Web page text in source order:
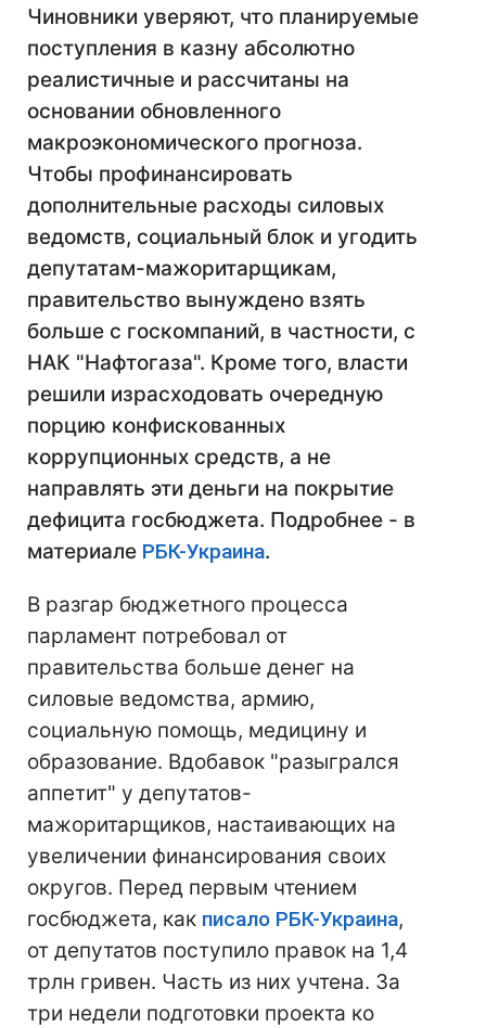
Чиновники уверяют, что планируемые
поступления в казну абсолютно
реалистичные и рассчитаны на
основании обновленного
макроэкономического прогноза.
Чтобы профинансировать
дополнительные расходы силовых
ведомств, социальный блок и угодить
депутатам-мажоритарщикам,
правительство вынуждено взять
больше с госкомпаний, в частности, с
НАК "Нафтогаза". Кроме того, власти
решили израсходовать очередную
порцию конфискованных
коррупционных средств, а не
направлять эти деньги на покрытие
дефицита госбюджета. Подробнее - в
материале РБК-Украина.
В разгар бюджетного процесса
парламент потребовал от
правительства больше денег на
силовые ведомства, армию,
социальную помощь, медицину и
образование. Вдобавок "разыгрался
аппетит" у депутатов-
мажоритарщиков, настаивающих на
увеличении финансирования своих
округов. Перед первым чтением
госбюджета, как писало РБК-Украина,
от депутатов поступило правок на 1,4
трлн гривен. Часть из них учтена. За
три недели подготовки проекта ко